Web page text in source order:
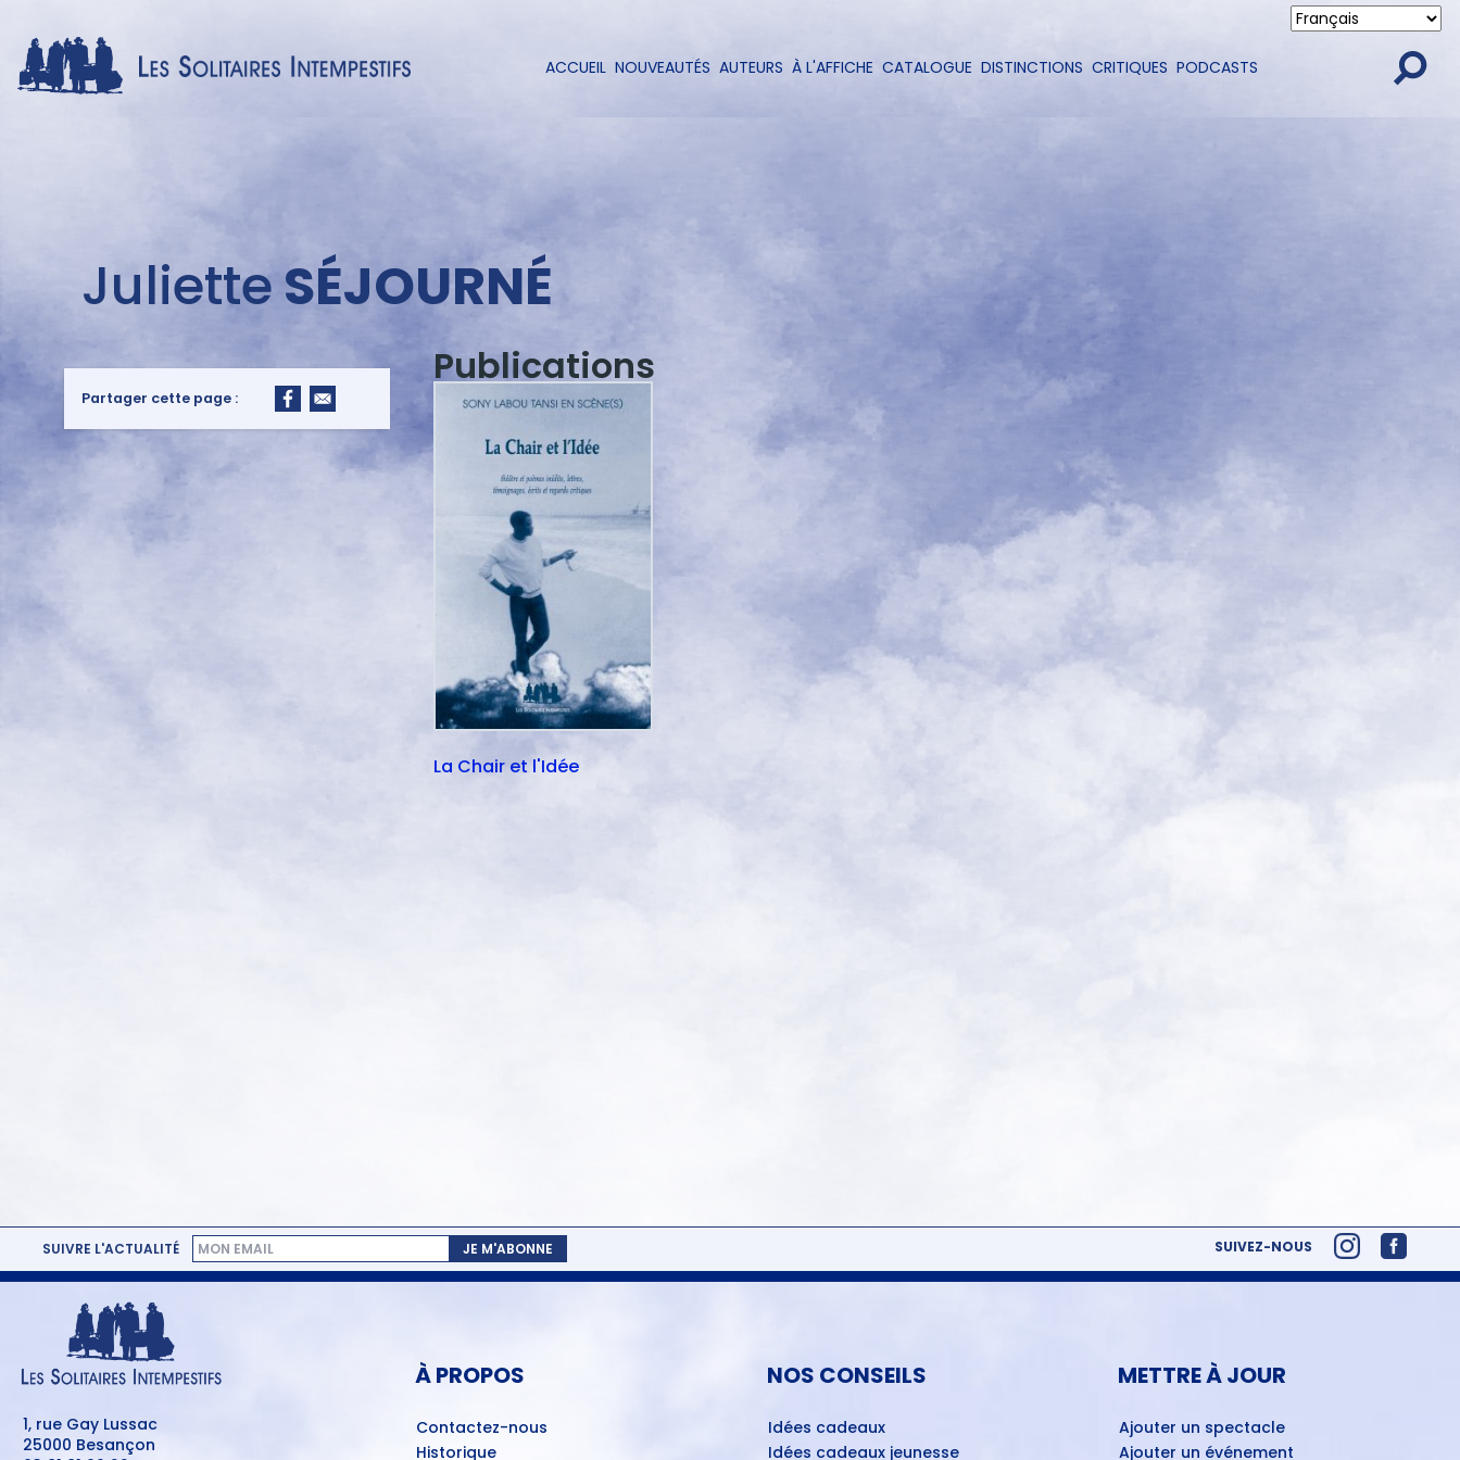
contenu
Navigation
ACCUEIL NOUVEAUTÉS AUTEURS À L'AFFICHE CATALOGUE DISTINCTIONS CRITIQUES PODCASTS
JulietteSÉJOURNÉ
Publications
La Chair et l'Idée
Partager cette page :
SUIVRE L'ACTUALITÉ JE M'ABONNE SUIVEZ-NOUS
1, rue Gay Lussac
25000 Besançon
À PROPOS
Contactez-nous
Historique
NOS CONSEILS
Idées cadeaux
Idées cadeaux jeunesse
METTRE À JOUR
Ajouter un spectacle
Ajouter un événement